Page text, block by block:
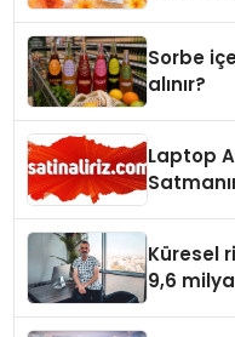
Sorbe
alınır?
Laptop
Küresel
9,6